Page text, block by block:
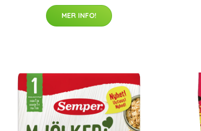
MER INFO!